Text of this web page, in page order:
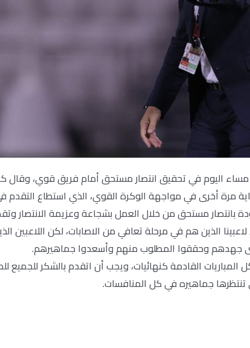
مساء اليوم في تحقيق انتصار مستحق أمام فريق قوي، وقال
مرة أخرى في مواجهة الوكرة القوي، الذي استطاع التقدم
بانتصار مستحق من خلال العمل بشجاعة وعزيمة الانتصار
الذين هم في مرحلة تعافي من الاصابات، لكن اللاعبين
جهدهم وحققوا المطلوب منهم وأسعدوا جماهيرهم.
القادمة كنهائيات، ويجب أن اتقدم بالشكر للجميع
تنتظرها جماهيره في كل المنافسات.